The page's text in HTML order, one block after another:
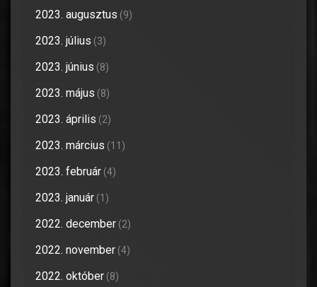
2023. augusztus (9)
2023. július (3)
2023. június (8)
2023. május (8)
2023. április (2)
2023. március (11)
2023. február (4)
2023. január (1)
2022. december (2)
2022. november (4)
2022. október (8)